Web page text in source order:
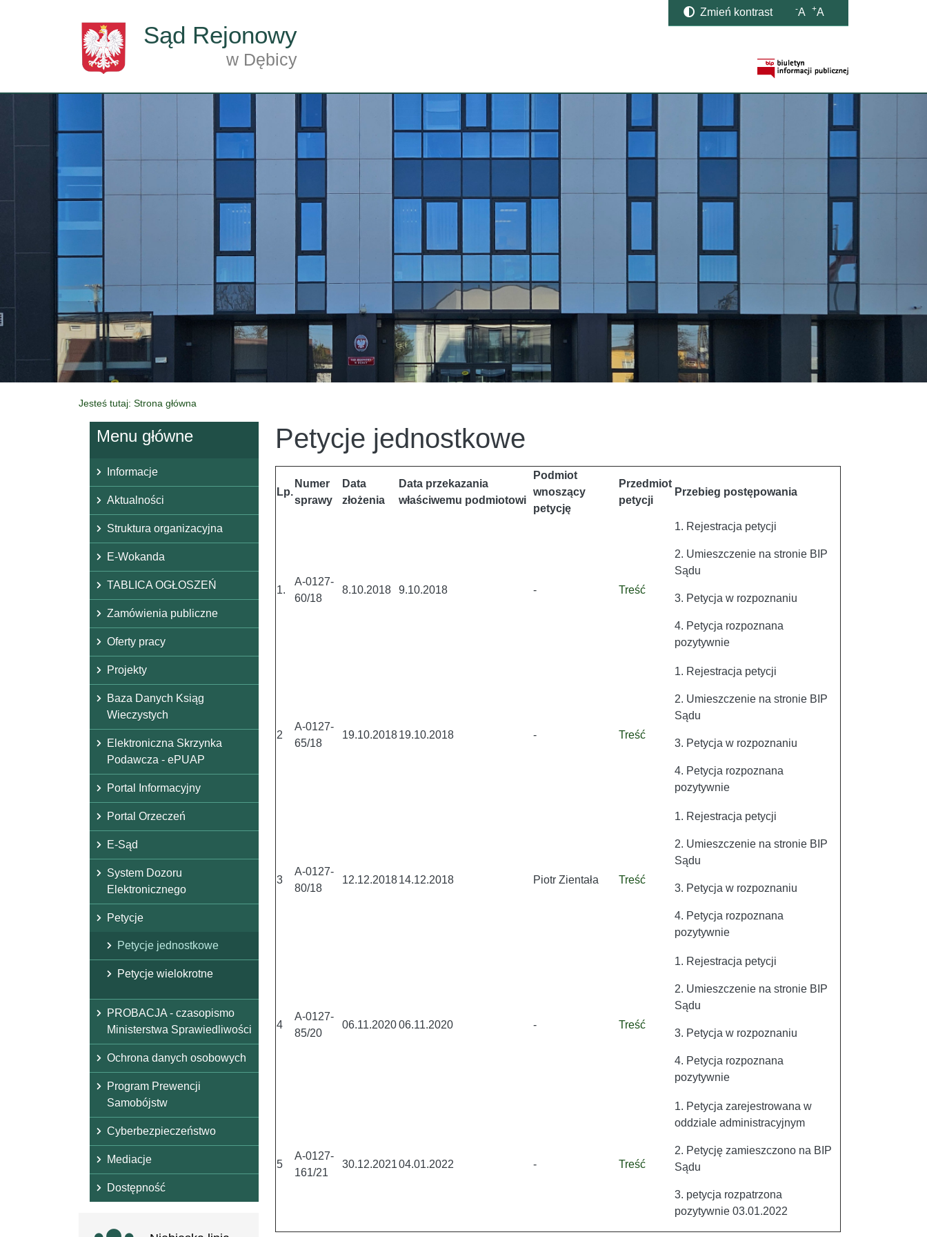
Sąd Rejonowy
w Dębicy
Zmień kontrast -A +A
Strona BIP
Jesteś tutaj: Strona główna
Petycje jednostkowe
Lp.
Numer
sprawy
Data
złożenia
Data przekazania
właściwemu podmiotowi
Podmiot
wnoszący
petycję
Przedmiot
petycji
Przebieg postępowania
1.
A-0127-
60/18
8.10.2018 9.10.2018 - Treść
1. Rejestracja petycji
2. Umieszczenie na stronie BIP
Sądu
3. Petycja w rozpoznaniu
4. Petycja rozpoznana
pozytywnie
2
A-0127-
65/18
19.10.201819.10.2018 - Treść
1. Rejestracja petycji
2. Umieszczenie na stronie BIP
Sądu
3. Petycja w rozpoznaniu
4. Petycja rozpoznana
pozytywnie
3
A-0127-
80/18
12.12.201814.12.2018 Piotr Zientała Treść
1. Rejestracja petycji
2. Umieszczenie na stronie BIP
Sądu
3. Petycja w rozpoznaniu
4. Petycja rozpoznana
pozytywnie
4
A-0127-
85/20
06.11.202006.11.2020 - Treść
1. Rejestracja petycji
2. Umieszczenie na stronie BIP
Sądu
3. Petycja w rozpoznaniu
4. Petycja rozpoznana
pozytywnie
5
A-0127-
161/21
30.12.202104.01.2022 - Treść
1. Petycja zarejestrowana w
oddziale administracyjnym
2. Petycję zamieszczono na BIP
Sądu
3. petycja rozpatrzona
pozytywnie 03.01.2022
Menu główne
Informacje
Aktualności
Struktura organizacyjna
E-Wokanda
TABLICA OGŁOSZEŃ
Zamówienia publiczne
Oferty pracy
Projekty
Baza Danych Ksiąg
Wieczystych
Elektroniczna Skrzynka
Podawcza - ePUAP
Portal Informacyjny
Portal Orzeczeń
E-Sąd
System Dozoru
Elektronicznego
Petycje
Petycje jednostkowe
Petycje wielokrotne
PROBACJA - czasopismo
Ministerstwa Sprawiedliwości
Ochrona danych osobowych
Program Prewencji
Samobójstw
Cyberbezpieczeństwo
Mediacje
Dostępność
Ważne linki